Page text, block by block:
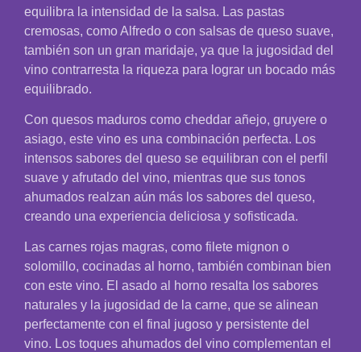
equilibra la intensidad de la salsa. Las pastas
cremosas, como Alfredo o con salsas de queso suave,
también son un gran maridaje, ya que la jugosidad del
vino contrarresta la riqueza para lograr un bocado más
equilibrado.
Con quesos maduros como cheddar añejo, gruyere o
asiago, este vino es una combinación perfecta. Los
intensos sabores del queso se equilibran con el perfil
suave y afrutado del vino, mientras que sus tonos
ahumados realzan aún más los sabores del queso,
creando una experiencia deliciosa y sofisticada.
Las carnes rojas magras, como filete mignon o
solomillo, cocinadas al horno, también combinan bien
con este vino. El asado al horno resalta los sabores
naturales y la jugosidad de la carne, que se alinean
perfectamente con el final jugoso y persistente del
vino. Los toques ahumados del vino complementan el